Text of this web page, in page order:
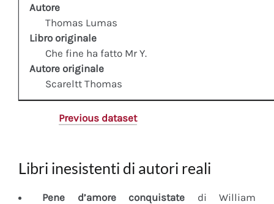
Autore
Thomas Lumas
Libro originale
Che fine ha fatto Mr Y.
Autore originale
Scareltt Thomas
Previous dataset
Libri inesistenti di autori reali
Pene d’amore conquistate di William